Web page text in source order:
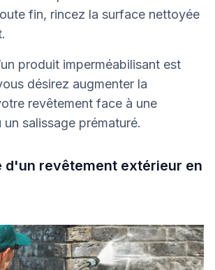
fin, rincez la surface nettoyée
produit imperméabilisant est
désirez augmenter la
revêtement face à une
salissage prématuré.
d'un revêtement extérieur en